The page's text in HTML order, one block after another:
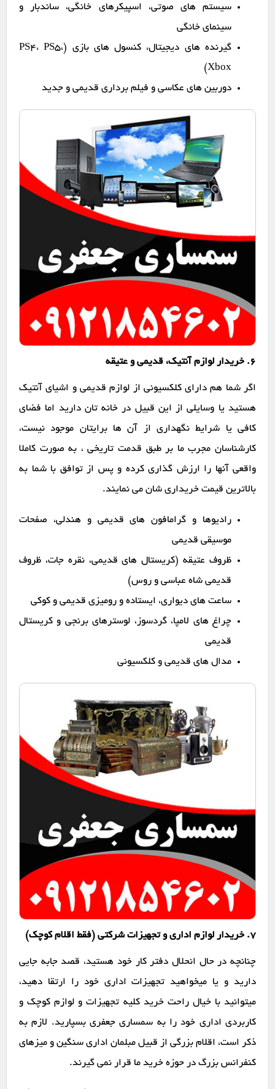
سیستم های صوتی، اسپیکرهای خانگی، ساندبار و
سینمای خانگی
گیرنده های دیجیتال، کنسول های بازی (PS4، PS5،
Xbox)
دوربین های عکاسی و فیلم برداری قدیمی و جدید
6. خریدار لوازم آنتیک، قدیمی و عتیقه
اگر شما هم دارای کلکسیونی از لوازم قدیمی و اشیای آنتیک
هستید یا وسایلی از این قبیل در خانه تان دارید اما فضای
کافی یا شرایط نگهداری از آن ها برایتان موجود نیست،
کارشناسان مجرب ما بر طبق قدمت تاریخی ، به صورت کاملا
واقعی آنها را ارزش گذاری کرده و پس از توافق با شما به
بالاترین قیمت خریداری شان می نمایند.
رادیوها و گرامافون های قدیمی و هندلی، صفحات
موسیقی قدیمی
ظروف عتیقه (کریستال های قدیمی، نقره جات، ظروف
قدیمی شاه عباسی و روس)
ساعت های دیواری، ایستاده و رومیزی قدیمی و کوکی
چراغ های لامپا، گردسوز، لوسترهای برنجی و کریستال
قدیمی
مدال های قدیمی و کلکسیونی
7. خریدار لوازم اداری و تجهیزات شرکتی (فقط اقلام کوچک)
چنانچه در حال انحلال دفتر کار خود هستید، قصد جابه جایی
دارید و یا میخواهید تجهیزات اداری خود را ارتقا دهید،
میتوانید با خیال راحت خرید کلیه تجهیزات و لوازم کوچک و
کاربردی اداری خود را به سمساری جعفری بسپارید. لازم به
ذکر است، اقلام بزرگی از قبیل مبلمان اداری سنگین و میزهای
کنفرانس بزرگ در حوزه خرید ما قرار نمی گیرند.